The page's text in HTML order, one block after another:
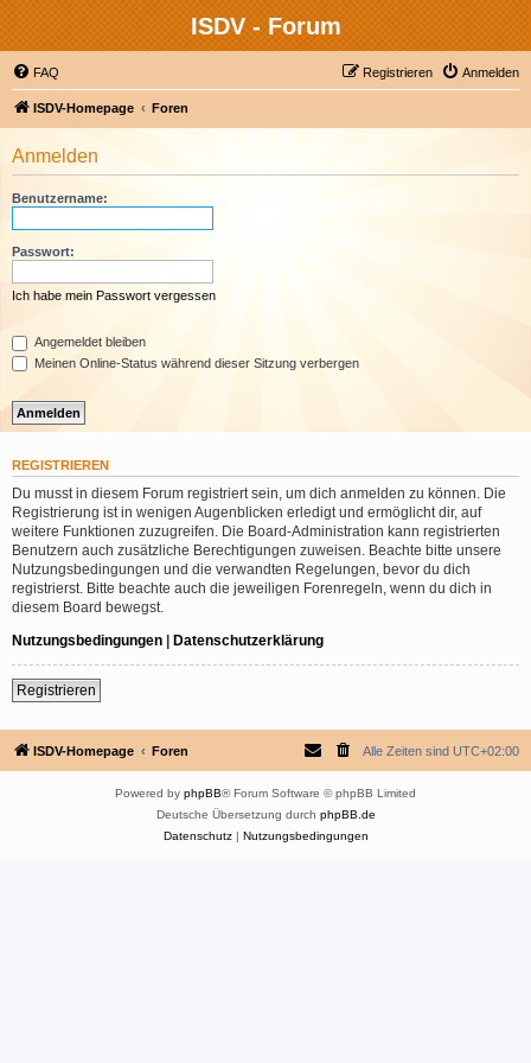
ISDV - Forum
FAQ Anmelden
Registrieren
ISDV-Homepage Foren
Anmelden
Benutzername:
Passwort:
Ich habe mein Passwort vergessen
Angemeldet bleiben
Meinen Online-Status während dieser Sitzung verbergen
REGISTRIEREN
Du musst in diesem Forum registriert sein, um dich anmelden zu können. Die
Registrierung ist in wenigen Augenblicken erledigt und ermöglicht dir, auf
weitere Funktionen zuzugreifen. Die Board-Administration kann registrierten
Benutzern auch zusätzliche Berechtigungen zuweisen. Beachte bitte unsere
Nutzungsbedingungen und die verwandten Regelungen, bevor du dich
registrierst. Bitte beachte auch die jeweiligen Forenregeln, wenn du dich in
diesem Board bewegst.
Nutzungsbedingungen | Datenschutzerklärung
Registrieren
ISDV-Homepage Foren Alle Zeiten sind UTC+02:00
Powered by phpBB® Forum Software © phpBB Limited
Deutsche Übersetzung durch phpBB.de
Datenschutz| Nutzungsbedingungen